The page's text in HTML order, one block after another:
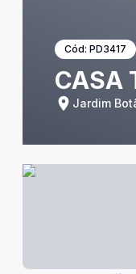
Cód: PD3417
CASA
Jardim